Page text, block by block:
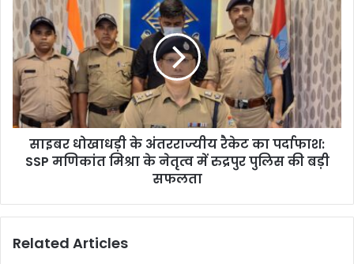
जारी
धोखाधड़ी
के
अंतरराज्यीय
रैकेट
का
पर्दाफाश:
SSP
मणिकांत
मिश्रा
रुद्रपुर
की
साइबर धोखाधड़ी के अंतरराज्यीय रैकेट का पर्दाफाश:
SSP मणिकांत मिश्रा के नेतृत्व में रुद्रपुर पुलिस की बड़ी
सफलता
Related Articles